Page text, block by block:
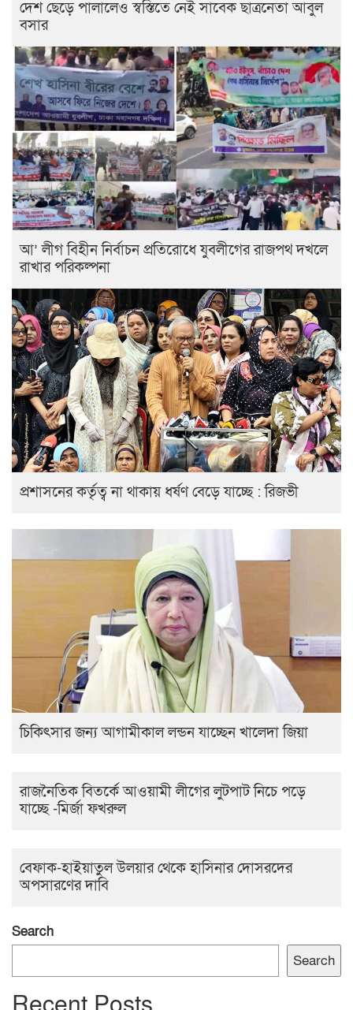
দেশ ছেড়ে পালালেও স্বস্তিতে নেই সাবেক ছাত্রনেতা আবুল
বসার
আ’ লীগ বিহীন নির্বাচন প্রতিরোধে যুবলীগের রাজপথ দখলে
রাখার পরিকল্পনা
প্রশাসনের কর্তৃত্ব না থাকায় ধর্ষণ বেড়ে যাচ্ছে : রিজভী
চিকিৎসার জন্য আগামীকাল লন্ডন যাচ্ছেন খালেদা জিয়া
রাজনৈতিক বিতর্কে আওয়ামী লীগের লুটপাট নিচে পড়ে
যাচ্ছে -মির্জা ফখরুল
বেফাক-হাইয়াতুল উলয়ার থেকে হাসিনার দোসরদের
অপসারণের দাবি
Search
Search